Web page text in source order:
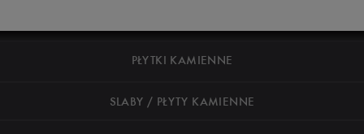
PŁYTKI KAMIENNE
SLABY / PŁYTY KAMIENNE